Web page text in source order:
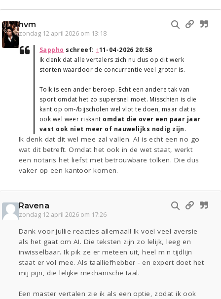
hvm
zondag 12 april 2026 om 13:18
Sappho schreef: ↑11-04-2026 20:58
Ik denk dat alle vertalers zich nu dus op dit werk
storten waardoor de concurrentie veel groter is.
Tolk is een ander beroep. Echt een andere tak van
sport omdat het zo supersnel moet. Misschien is die
kant op om-/bijscholen wel vlot te doen, maar dat is
ook wel weer riskant omdat die over een paar jaar
vast ook niet meer of nauwelijks nodig zijn.
Ik denk dat dit wel mee zal vallen. AI is echt een no go
wat dit betreft. Omdat het ook in de wet staat, werkt
een notaris het liefst met betrouwbare tolken. Die dus
vaker op een kantoor komen.
Ravena
zondag 12 april 2026 om 17:26
Dank voor jullie reacties allemaal! Ik voel veel aversie
als het gaat om AI. Die teksten zijn zo lelijk, leeg en
inwisselbaar. Ik pik ze er meteen uit, heel m'n tijdlijn
staat er vol mee. Als taalliefhebber - en expert doet het
mij pijn, die lelijke mechanische taal.
Een master vertalen zie ik als een optie, zodat ik ook